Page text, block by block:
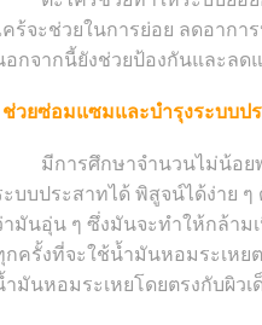
คร้จะช่วยในการย่อย ลดอากา
อกจากนี้ยังช่วยป้องกันและลด
วยซ่อมแซมและบำรุงระบบป
การศึกษาจำนวนไม่น้อยพบ
ะบบประสาทได้ พิสูจน์ได้ง่าย
ามันอุ่น ๆ ซึ่งมันจะทำให้กล้าม
กครั้งที่จะใช้น้ำมันหอมระเหย
ำมันหอมระเหยโดยตรงกับผิวเ